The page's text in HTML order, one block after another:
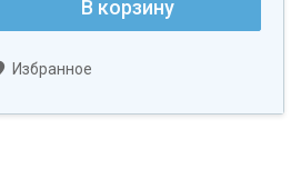
Избранное